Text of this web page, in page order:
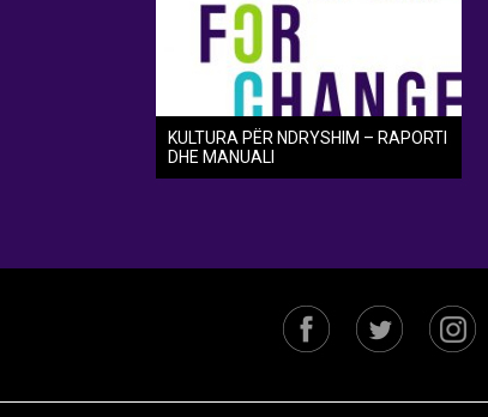
KULTURA PËR NDRYSHIM – RAPORTI
DHE MANUALI